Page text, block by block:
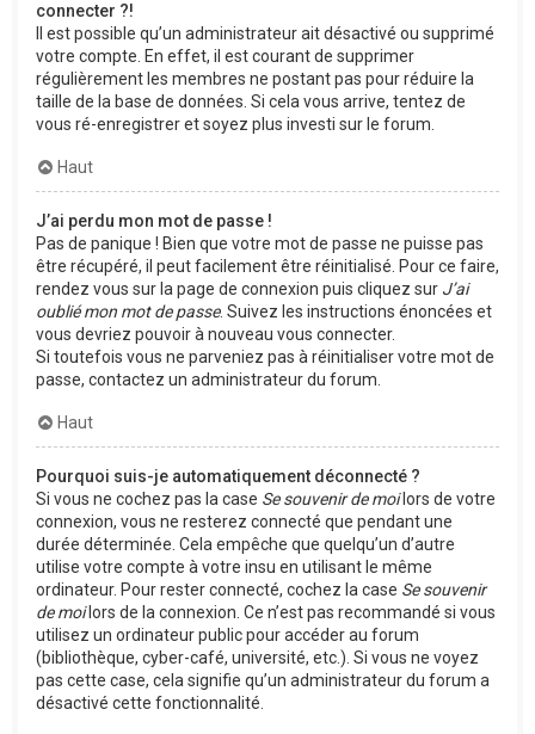
connecter ?!
Il est possible qu’un administrateur ait désactivé ou supprimé
votre compte. En effet, il est courant de supprimer
régulièrement les membres ne postant pas pour réduire la
taille de la base de données. Si cela vous arrive, tentez de
vous ré-enregistrer et soyez plus investi sur le forum.
Haut
J’ai perdu mon mot de passe !
Pas de panique ! Bien que votre mot de passe ne puisse pas
être récupéré, il peut facilement être réinitialisé. Pour ce faire,
rendez vous sur la page de connexion puis cliquez sur J’ai
oublié mon mot de passe. Suivez les instructions énoncées et
vous devriez pouvoir à nouveau vous connecter.
Si toutefois vous ne parveniez pas à réinitialiser votre mot de
passe, contactez un administrateur du forum.
Haut
Pourquoi suis-je automatiquement déconnecté ?
Si vous ne cochez pas la case Se souvenir de moilors de votre
connexion, vous ne resterez connecté que pendant une
durée déterminée. Cela empêche que quelqu’un d’autre
utilise votre compte à votre insu en utilisant le même
ordinateur. Pour rester connecté, cochez la case Se souvenir
de moilors de la connexion. Ce n’est pas recommandé si vous
utilisez un ordinateur public pour accéder au forum
(bibliothèque, cyber-café, université, etc.). Si vous ne voyez
pas cette case, cela signifie qu’un administrateur du forum a
désactivé cette fonctionnalité.